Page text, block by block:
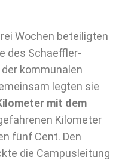
Wochen beteiligten
des Schaeffler-
kommunalen
legten sie
mit dem
Kilometer
fünf Cent. Den
die Campusleitung